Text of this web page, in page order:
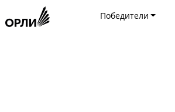
Победители